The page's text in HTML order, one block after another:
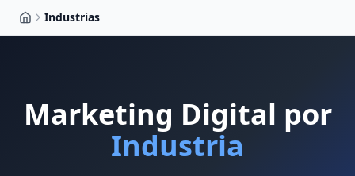
Industrias
Marketing Digital por
Industria